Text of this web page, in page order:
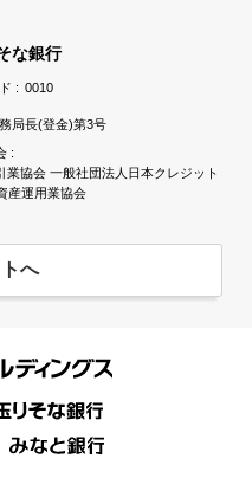
な銀行
: 0010
局長(登金)第3号
:
協会 一般社団法人日本クレジット
産運用業協会
へ